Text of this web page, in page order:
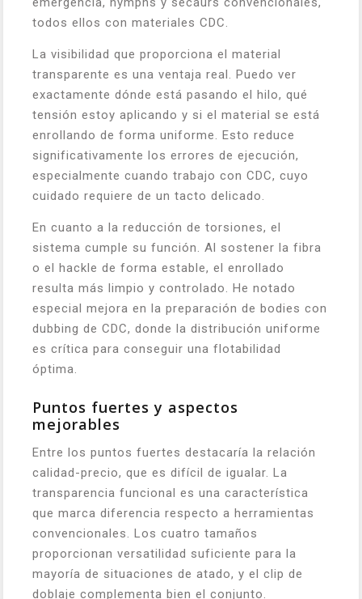
todos ellos con materiales CDC.
La visibilidad que proporciona el material
transparente es una ventaja real. Puedo ver
exactamente dónde está pasando el hilo, qué
tensión estoy aplicando y si el material se está
enrollando de forma uniforme. Esto reduce
significativamente los errores de ejecución,
especialmente cuando trabajo con CDC, cuyo
cuidado requiere de un tacto delicado.
En cuanto a la reducción de torsiones, el
sistema cumple su función. Al sostener la fibra
o el hackle de forma estable, el enrollado
resulta más limpio y controlado. He notado
especial mejora en la preparación de bodies con
dubbing de CDC, donde la distribución uniforme
es crítica para conseguir una flotabilidad
óptima.
Puntos fuertes y aspectos
mejorables
Entre los puntos fuertes destacaría la relación
calidad-precio, que es difícil de igualar. La
transparencia funcional es una característica
que marca diferencia respecto a herramientas
convencionales. Los cuatro tamaños
proporcionan versatilidad suficiente para la
mayoría de situaciones de atado, y el clip de
doblaje complementa bien el conjunto.